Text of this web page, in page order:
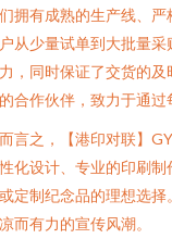
拥有成熟的生产线、
从少量试单到大批量
，同时保证了交货的
合作伙伴，致力于通过
言之，【港印对联】
化设计、专业的印刷
定制纪念品的理想选
而有力的宣传风潮。